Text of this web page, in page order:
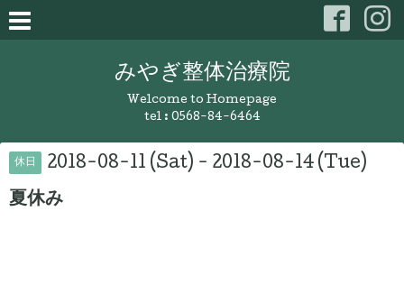
みやぎ整体治療院
Welcome to Homepage
tel : 0568-84-6464
休日 2018-08-11 (Sat) - 2018-08-14 (Tue)
夏休み